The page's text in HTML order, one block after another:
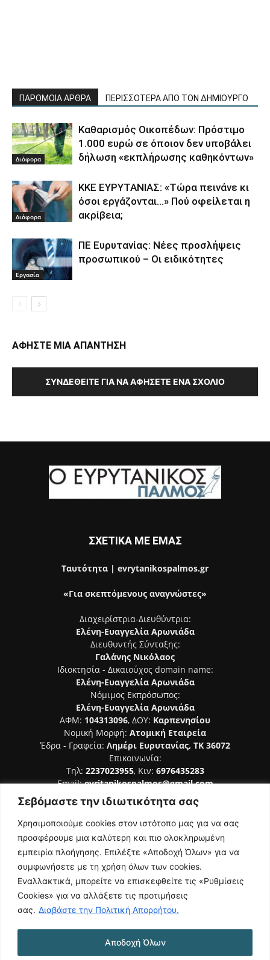
Σεβόμαστε την ιδιωτικότητα σας
Χρησιμοποιούμε cookies στον ιστότοπο μας για να σας
προσφέρουμε μια καλύτερη και πιο ολοκληρωμένη
εμπειρία πλοήγησης. Επιλέξτε «Αποδοχή Όλων» για να
συμφωνήσετε με τη χρήση όλων των cookies.
Εναλλακτικά, μπορείτε να επισκεφθείτε τις «Ρυθμίσεις
Cookies» για να αλλάξετε τις προτιμήσεις
σας. Διαβάστε την Πολιτική Απορρήτου.
Αποδοχή Όλων
ΠΑΡΟΜΟΙΑ ΑΡΘΡΑ ΠΕΡΙΣΣΟΤΕΡΑ ΑΠΟ ΤΟΝ ΔΗΜΙΟΥΡΓΟ
Διάφορα
Καθαρισμός Οικοπέδων: Πρόστιμο
1.000 ευρώ σε όποιον δεν υποβάλει
δήλωση «εκπλήρωσης καθηκόντων»
Διάφορα
ΚΚΕ ΕΥΡΥΤΑΝΙΑΣ: «Τώρα πεινάνε κι
όσοι εργάζονται…» Πού οφείλεται η
ακρίβεια;
Εργασία
ΠΕ Ευρυτανίας: Νέες προσλήψεις
προσωπικού – Οι ειδικότητες
ΑΦΗΣΤΕ ΜΙΑ ΑΠΑΝΤΗΣΗ
ΣΥΝΔΕΘΕΊΤΕ ΓΙΑ ΝΑ ΑΦΉΣΕΤΕ ΈΝΑ ΣΧΌΛΙΟ
ΣΧΕΤΙΚΑ ΜΕ ΕΜΑΣ
Ταυτότητα | evrytanikospalmos.gr
«Για σκεπτόμενους αναγνώστες»
Διαχειρίστρια-Διευθύντρια:
Ελένη-Ευαγγελία Αρωνιάδα
Διευθυντής Σύνταξης:
Γαλάνης Νικόλαος
Ιδιοκτησία - Δικαιούχος domain name:
Ελένη-Ευαγγελία Αρωνιάδα
Νόμιμος Εκπρόσωπος:
Ελένη-Ευαγγελία Αρωνιάδα
ΑΦΜ: 104313096, ΔΟΥ: Καρπενησίου
Νομική Μορφή: Ατομική Εταιρεία
Έδρα - Γραφεία: Λημέρι Ευρυτανίας, ΤΚ 36072
Επικοινωνία:
Τηλ: 2237023955, Κιν: 6976435283
Email:evritanikospalmos@gmail.com
Αριθμός Πιστοποίησης Μ.Η.Τ. 242044
ΑΚΟΛΟΥΘΗΣΕ ΜΑΣ
Όροι Χρήσης